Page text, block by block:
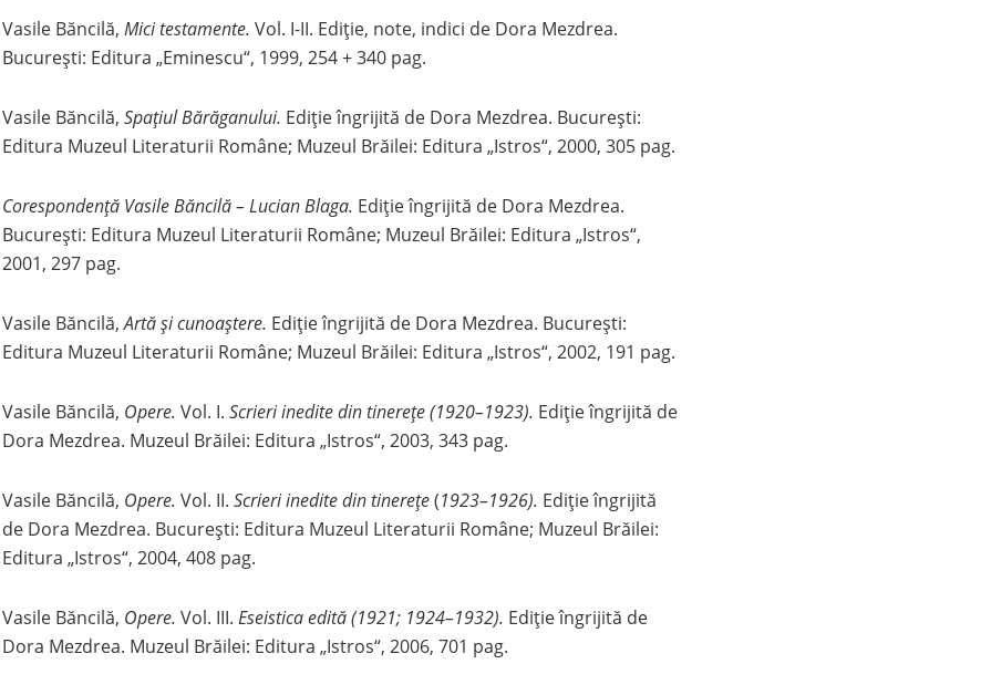
Vasile Băncilă, Mici testamente. Vol. I-II. Ediție, note, indici de Dora Mezdrea.
București: Editura „Eminescu“, 1999, 254 + 340 pag.
Vasile Băncilă, Spațiul Bărăganului. Ediție îngrijită de Dora Mezdrea. București:
Editura Muzeul Literaturii Române; Muzeul Brăilei: Editura „Istros“, 2000, 305 pag.
Corespondență Vasile Băncilă – Lucian Blaga. Ediție îngrijită de Dora Mezdrea.
București: Editura Muzeul Literaturii Române; Muzeul Brăilei: Editura „Istros“,
2001, 297 pag.
Vasile Băncilă,Artă și cunoaștere. Ediție îngrijită de Dora Mezdrea. București:
Editura Muzeul Literaturii Române; Muzeul Brăilei: Editura „Istros“, 2002, 191 pag.
Vasile Băncilă, Opere. Vol. I. Scrieri inedite din tinerețe (1920–1923). Ediție îngrijită de
Dora Mezdrea. Muzeul Brăilei: Editura „Istros“, 2003, 343 pag.
Vasile Băncilă, Opere. Vol. II. Scrieri inedite din tinerețe(1923–1926). Ediție îngrijită
de Dora Mezdrea. București: Editura Muzeul Literaturii Române; Muzeul Brăilei:
Editura „Istros“, 2004, 408 pag.
Vasile Băncilă, Opere. Vol. III. Eseistica edită (1921; 1924–1932). Ediție îngrijită de
Dora Mezdrea. Muzeul Brăilei: Editura „Istros“, 2006, 701 pag.